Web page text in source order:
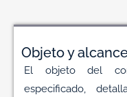
Objeto y
El objeto del
especificado,